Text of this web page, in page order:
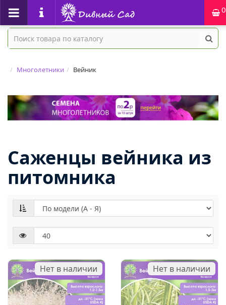
0
Многолетники Вейник
Саженцы вейника из
питомника
Нет в наличии Нет в наличии